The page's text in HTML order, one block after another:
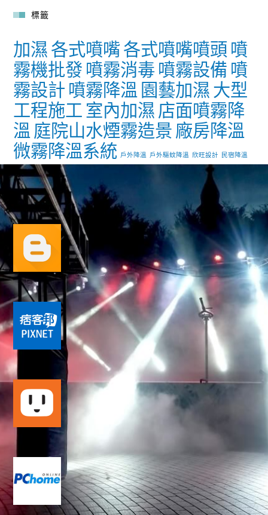
標籤
加濕 各式噴嘴各式噴嘴噴頭 噴
霧機批發 噴霧消毒 噴霧設備 噴
霧設計 噴霧降溫 園藝加濕 大型
工程施工 室內加濕 店面噴霧降
溫 庭院山水煙霧造景 廠房降溫
微霧降溫系統 戶外降溫 戶外驅蚊降溫 欣旺設計 民宿降溫